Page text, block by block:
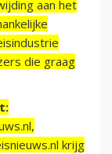
aan het
die graag
krijg